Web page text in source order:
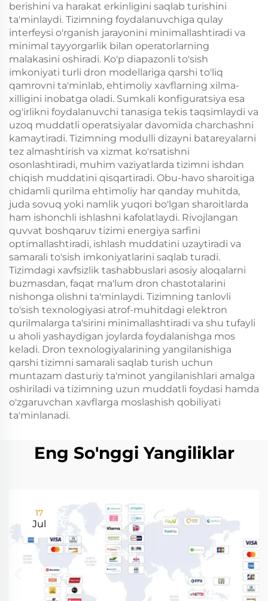
berishini va harakat erkinligini saqlab turishini
ta'minlaydi. Tizimning foydalanuvchiga qulay
interfeysi o'rganish jarayonini minimallashtiradi va
minimal tayyorgarlik bilan operatorlarning
malakasini oshiradi. Ko'p diapazonli to'sish
imkoniyati turli dron modellariga qarshi to'liq
qamrovni ta'minlab, ehtimoliy xavflarning xilma-
xilligini inobatga oladi. Sumkali konfiguratsiya esa
og'irlikni foydalanuvchi tanasiga tekis taqsimlaydi va
uzoq muddatli operatsiyalar davomida charchashni
kamaytiradi. Tizimning modulli dizayni batareyalarni
tez almashtirish va xizmat ko'rsatishni
osonlashtiradi, muhim vaziyatlarda tizimni ishdan
chiqish muddatini qisqartiradi. Obu-havo sharoitiga
chidamli qurilma ehtimoliy har qanday muhitda,
juda sovuq yoki namlik yuqori bo'lgan sharoitlarda
ham ishonchli ishlashni kafolatlaydi. Rivojlangan
quvvat boshqaruv tizimi energiya sarfini
optimallashtiradi, ishlash muddatini uzaytiradi va
samarali to'sish imkoniyatlarini saqlab turadi.
Tizimdagi xavfsizlik tashabbuslari asosiy aloqalarni
buzmasdan, faqat ma'lum dron chastotalarini
nishonga olishni ta'minlaydi. Tizimning tanlovli
to'sish texnologiyasi atrof-muhitdagi elektron
qurilmalarga ta'sirini minimallashtiradi va shu tufayli
u aholi yashaydigan joylarda foydalanishga mos
keladi. Dron texnologiyalarining yangilanishiga
qarshi tizimni samarali saqlab turish uchun
muntazam dasturiy ta'minot yangilanishlari amalga
oshiriladi va tizimning uzun muddatli foydasi hamda
o'zgaruvchan xavflarga moslashish qobiliyati
ta'minlanadi.
Eng So'nggi Yangiliklar
17
Jul